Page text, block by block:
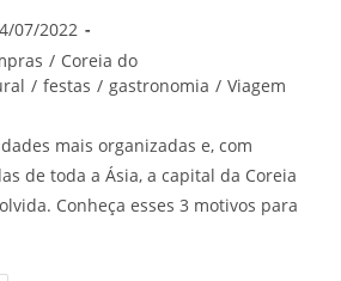
07/2022
/ Coreia do
/ festas / gastronomia / Viagem
mais organizadas e, com
de toda a Ásia, a capital da Coreia
Conheça esses 3 motivos para